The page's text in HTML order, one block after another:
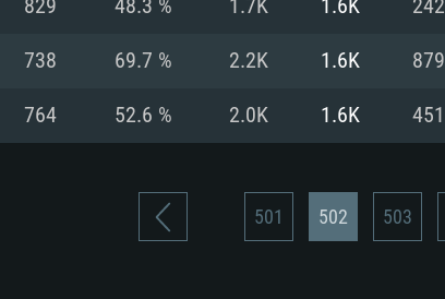
Internet de banda larga.
60,2 GB
829 48.3 % 1.7K 1.6K 242
738 69.7 % 2.2K 1.6K 879
764 52.6 % 2.0K 1.6K 451
501 502 503